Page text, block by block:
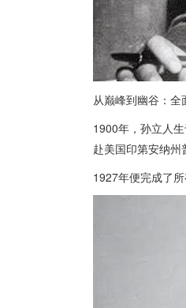
从巅峰到幽谷：全
1900年，孙立人
赴美国印第安纳州
1927年便完成了